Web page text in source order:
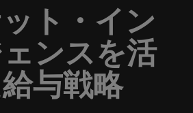
ト・イン
ンスを活
与戦略